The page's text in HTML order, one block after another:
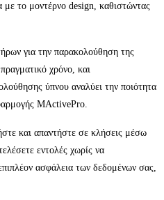
με το μοντέρνο design, καθιστώντας
για την παρακολούθηση της
χρόνο, και
ύπνου αναλύει την ποιότητα
MActivePro.
και απαντήστε σε κλήσεις μέσω
εντολές χωρίς να
ασφάλεια των δεδομένων σας,